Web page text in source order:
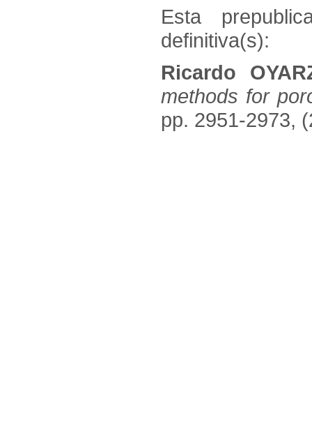
Esta
definitiva(s):
Ricardo
methods for
pp. 2951-2973,